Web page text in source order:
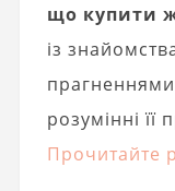
що купити
із
розумінні її
Прочитайте